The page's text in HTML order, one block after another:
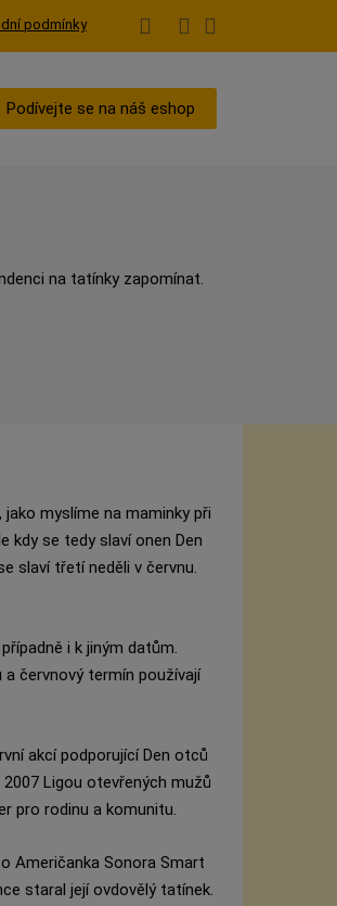
podmínky
Podívejte se na náš eshop
na tatínky zapomínat.
myslíme na maminky při
kdy se tedy slaví onen Den
slaví třetí neděli v červnu.
i k jiným datům.
a červnový termín používají
akcí podporující Den otců
Ligou otevřených mužů
pro rodinu a komunitu.
Američanka Sonora Smart
staral její ovdovělý tatínek.